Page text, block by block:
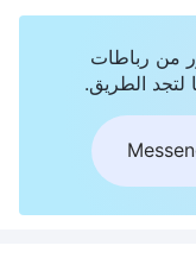
من رباطات
لتجد الطريق.